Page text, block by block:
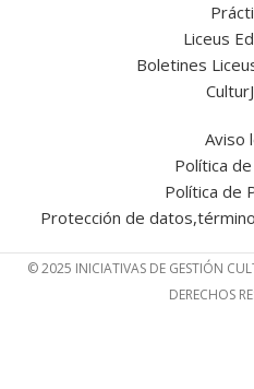
Liceus
Boletines
Aviso
Política
Política de
Protección de
© 2025 INICIATIVAS DE GESTIÓN
DERECHOS